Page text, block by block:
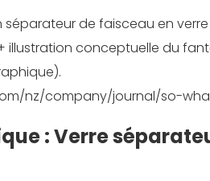
illustration conceptuelle du
nz/company/journal/so-
: Verre